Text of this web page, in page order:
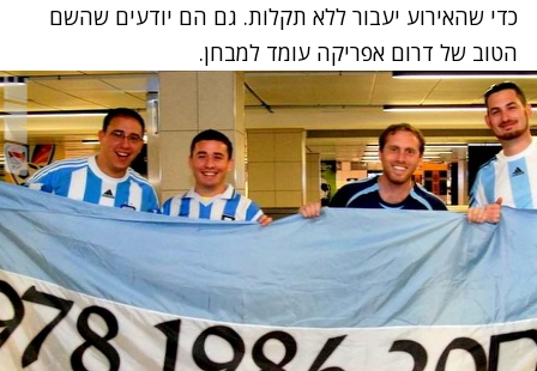
כדי שהאירוע יעבור ללא תקלות. גם הם יודעים שהשם
הטוב של דרום אפריקה עומד למבחן.